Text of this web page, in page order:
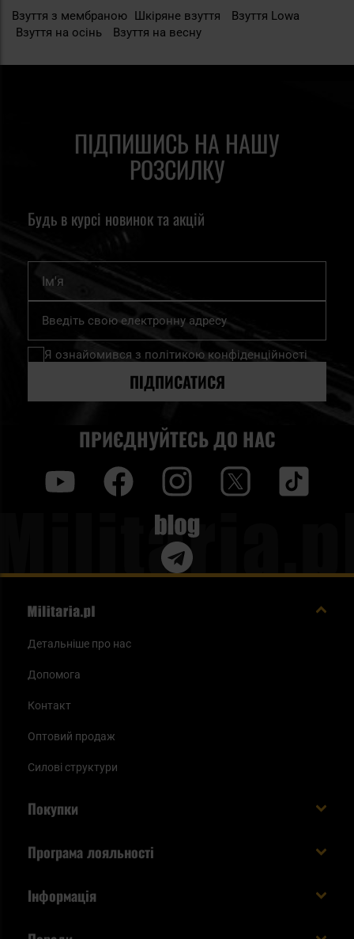
Взуття з мембраною Шкіряне взуття
Взуття Lowa
Взуття на осінь
Взуття на весну
ПІДПИШИСЬ НА НАШУ
РОЗСИЛКУ
Будь в курсі новинок та акцій
Підпишіться
нашу
розсилку
Я ознайомився з політикою конфіденційності
ПІДПИСАТИСЯ
ПРИЄДНУЙТЕСЬ ДО НАС
Blog
Детальніше про нас
Допомога
Контакт
Оптовий продаж
Силові структури
Покупки
Способи оплати
Статус замовлення
Програма лояльності
Інформація